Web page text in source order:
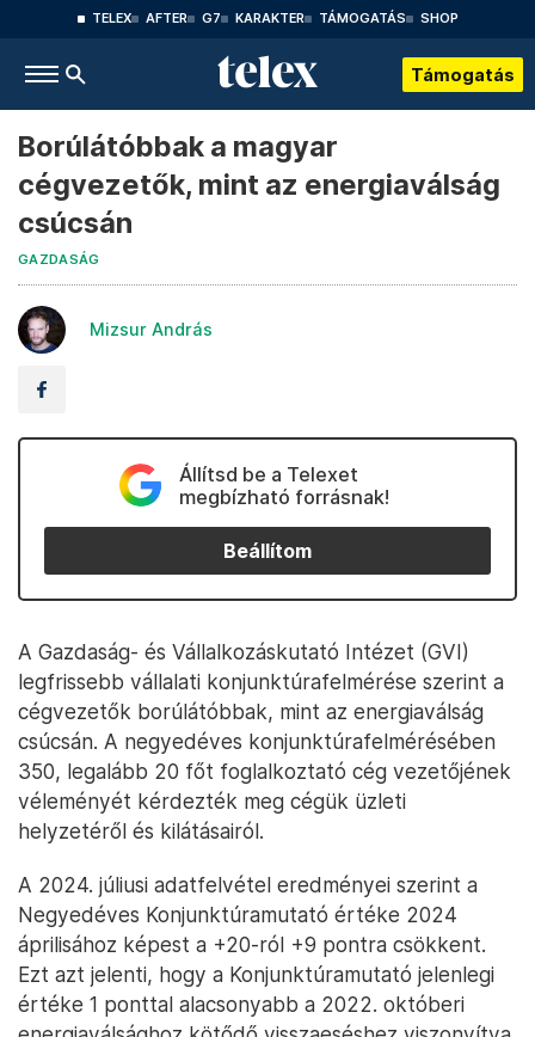
TELEX AFTER G7 KARAKTER TÁMOGATÁS SHOP
Támogatás
Borúlátóbbak a magyar
cégvezetők, mint az energiaválság
csúcsán
GAZDASÁG
Mizsur András
Állítsd be a Telexet
megbízható forrásnak!
Beállítom
A Gazdaság- és Vállalkozáskutató Intézet (GVI)
legfrissebb vállalati konjunktúrafelmérése szerint a
cégvezetők borúlátóbbak, mint az energiaválság
csúcsán. A negyedéves konjunktúrafelmérésében
350, legalább 20 főt foglalkoztató cég vezetőjének
véleményét kérdezték meg cégük üzleti
helyzetéről és kilátásairól.
A 2024. júliusi adatfelvétel eredményei szerint a
Negyedéves Konjunktúramutató értéke 2024
áprilisához képest a +20-ról +9 pontra csökkent.
Ezt azt jelenti, hogy a Konjunktúramutató jelenlegi
értéke 1 ponttal alacsonyabb a 2022. októberi